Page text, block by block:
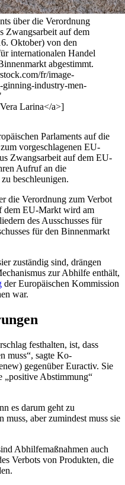
über die Verordnung
Zwangsarbeit auf dem
Oktober) von den
internationalen Handel
abgestimmt.
fr/image-
industry-men-
Larina</a>]
Parlaments auf die
vorgeschlagenen EU-
Zwangsarbeit auf dem EU-
Aufruf an die
beschleunigen.
die Verordnung zum Verbot
dem EU-Markt wird am
des Ausschusses für
für den Binnenmarkt
zuständig sind, drängen
zur Abhilfe enthält,
der Europäischen Kommission
war.
festhalten, ist, dass
muss“, sagte Ko-
gegenüber Euractiv. Sie
„positive Abstimmung“
es darum geht zu
aber zumindest muss sie
Abhilfemaßnahmen auch
Verbots von Produkten, die